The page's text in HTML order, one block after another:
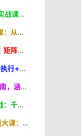
店线上获客
通变现全链路
接抄作业
行可放大收益
统教学，美元
频效率翻10倍
全项目实战